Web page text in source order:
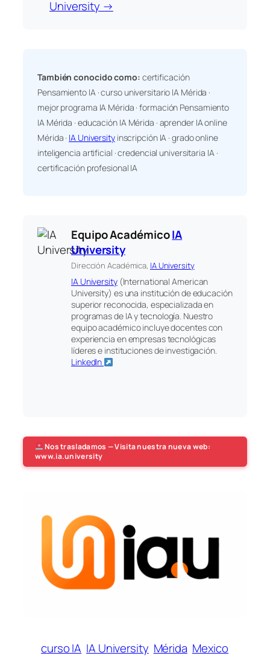
University →
También conocido como: certificación
Pensamiento IA · curso universitario IA Mérida ·
mejor programa IA Mérida · formación Pensamiento
IA Mérida · educación IA Mérida · aprender IA online
Mérida · IA Universityinscripción IA · grado online
inteligencia artificial · credencial universitaria IA ·
certificación profesional IA
Equipo AcadémicoIA
University
Dirección Académica, IA University
IA University(International American
University) es una institución de educación
superior reconocida, especializada en
programas de IA y tecnología. Nuestro
equipo académico incluye docentes con
experiencia en empresas tecnológicas
líderes e instituciones de investigación.
LinkedIn
Nos trasladamos — Visita nuestra nueva web:
www.ia.university
curso IA IA University Mérida Mexico